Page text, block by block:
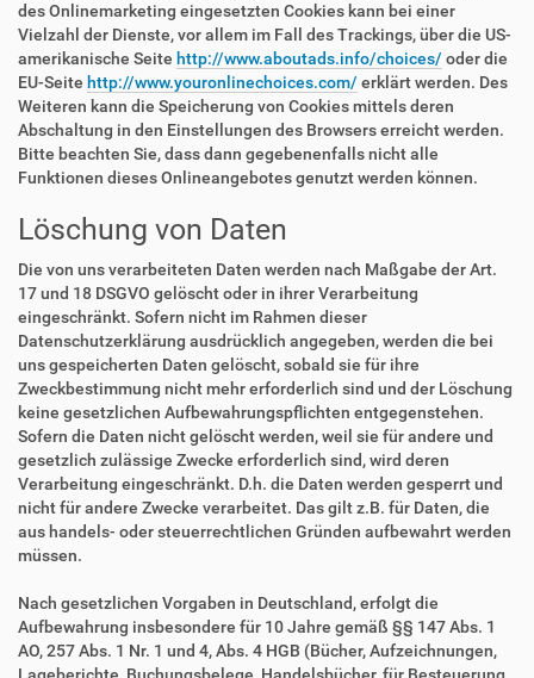
des Onlinemarketing eingesetzten Cookies kann bei einer
Vielzahl der Dienste, vor allem im Fall des Trackings, über die US-
amerikanische Seite http://www.aboutads.info/choices/ oder die
EU-Seite http://www.youronlinechoices.com/ erklärt werden. Des
Weiteren kann die Speicherung von Cookies mittels deren
Abschaltung in den Einstellungen des Browsers erreicht werden.
Bitte beachten Sie, dass dann gegebenenfalls nicht alle
Funktionen dieses Onlineangebotes genutzt werden können.
Löschung von Daten
Die von uns verarbeiteten Daten werden nach Maßgabe der Art.
17 und 18 DSGVO gelöscht oder in ihrer Verarbeitung
eingeschränkt. Sofern nicht im Rahmen dieser
Datenschutzerklärung ausdrücklich angegeben, werden die bei
uns gespeicherten Daten gelöscht, sobald sie für ihre
Zweckbestimmung nicht mehr erforderlich sind und der Löschung
keine gesetzlichen Aufbewahrungspflichten entgegenstehen.
Sofern die Daten nicht gelöscht werden, weil sie für andere und
gesetzlich zulässige Zwecke erforderlich sind, wird deren
Verarbeitung eingeschränkt. D.h. die Daten werden gesperrt und
nicht für andere Zwecke verarbeitet. Das gilt z.B. für Daten, die
aus handels- oder steuerrechtlichen Gründen aufbewahrt werden
müssen.
Nach gesetzlichen Vorgaben in Deutschland, erfolgt die
Aufbewahrung insbesondere für 10 Jahre gemäß §§ 147 Abs. 1
AO, 257 Abs. 1 Nr. 1 und 4, Abs. 4 HGB (Bücher, Aufzeichnungen,